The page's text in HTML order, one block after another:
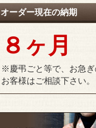
オーダー現在の納期
８ヶ月
※慶弔ごと等で、お急ぎ
お客様はご相談下さい。